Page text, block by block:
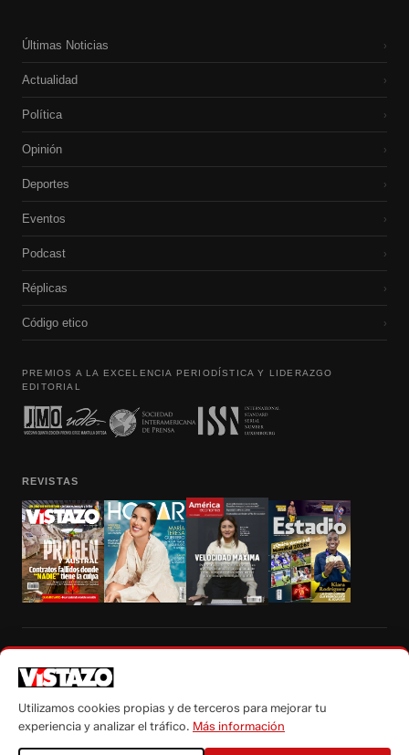
Últimas Noticias ›
Actualidad ›
Política ›
Opinión ›
Deportes ›
Eventos ›
Podcast ›
Réplicas ›
Código etico ›
PREMIOS A LA EXCELENCIA PERIODÍSTICA Y LIDERAZGO
EDITORIAL
REVISTAS
autorización escrita de su titular, de todos los contenidos de Vistazo.com.
Utilizamos cookies propias y de terceros para mejorar tu
experiencia y analizar el tráfico. Más información